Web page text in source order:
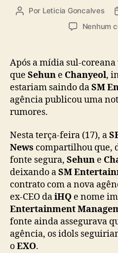
A
d
o
p
o
s
Por Leticia Goncalves
Nenhum
Após a mídia sul-
que Sehun e Chanyeol,
estariam saindo daSM
agência publicou uma
rumores.
Nesta terça-feira (17), a
News compartilhou que,
fonte segura, Sehun e
deixando aSM
contrato com a nova
ex-CEO daiHQ e nome
Entertainment
fonte ainda assegurava
agência, os idols
oEXO.